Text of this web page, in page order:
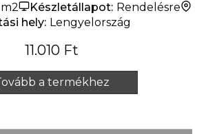
Készletállapot: Rendelésre
hely: Lengyelország
11.010 Ft
a termékhez